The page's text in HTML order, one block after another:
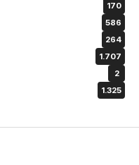
170
586
264
1.707
2
1.325